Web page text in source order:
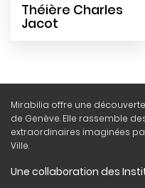
Théière Charles
Jacot
Mirabilia offre une
de Genève. Elle rassemble
extraordinaires imaginées
Ville.
Une collaboration des